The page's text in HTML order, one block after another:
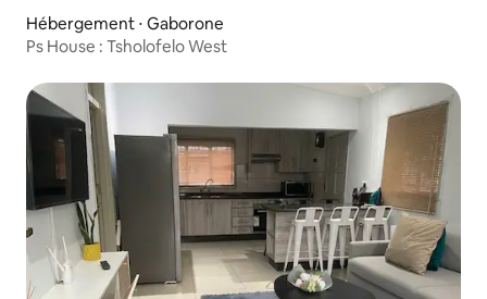
Hébergement ⋅ Gaborone
Ps House : Tsholofelo West